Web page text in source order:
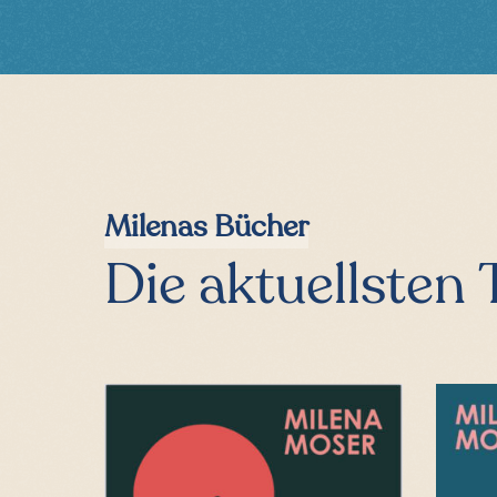
Milenas Bücher
Die aktuellsten